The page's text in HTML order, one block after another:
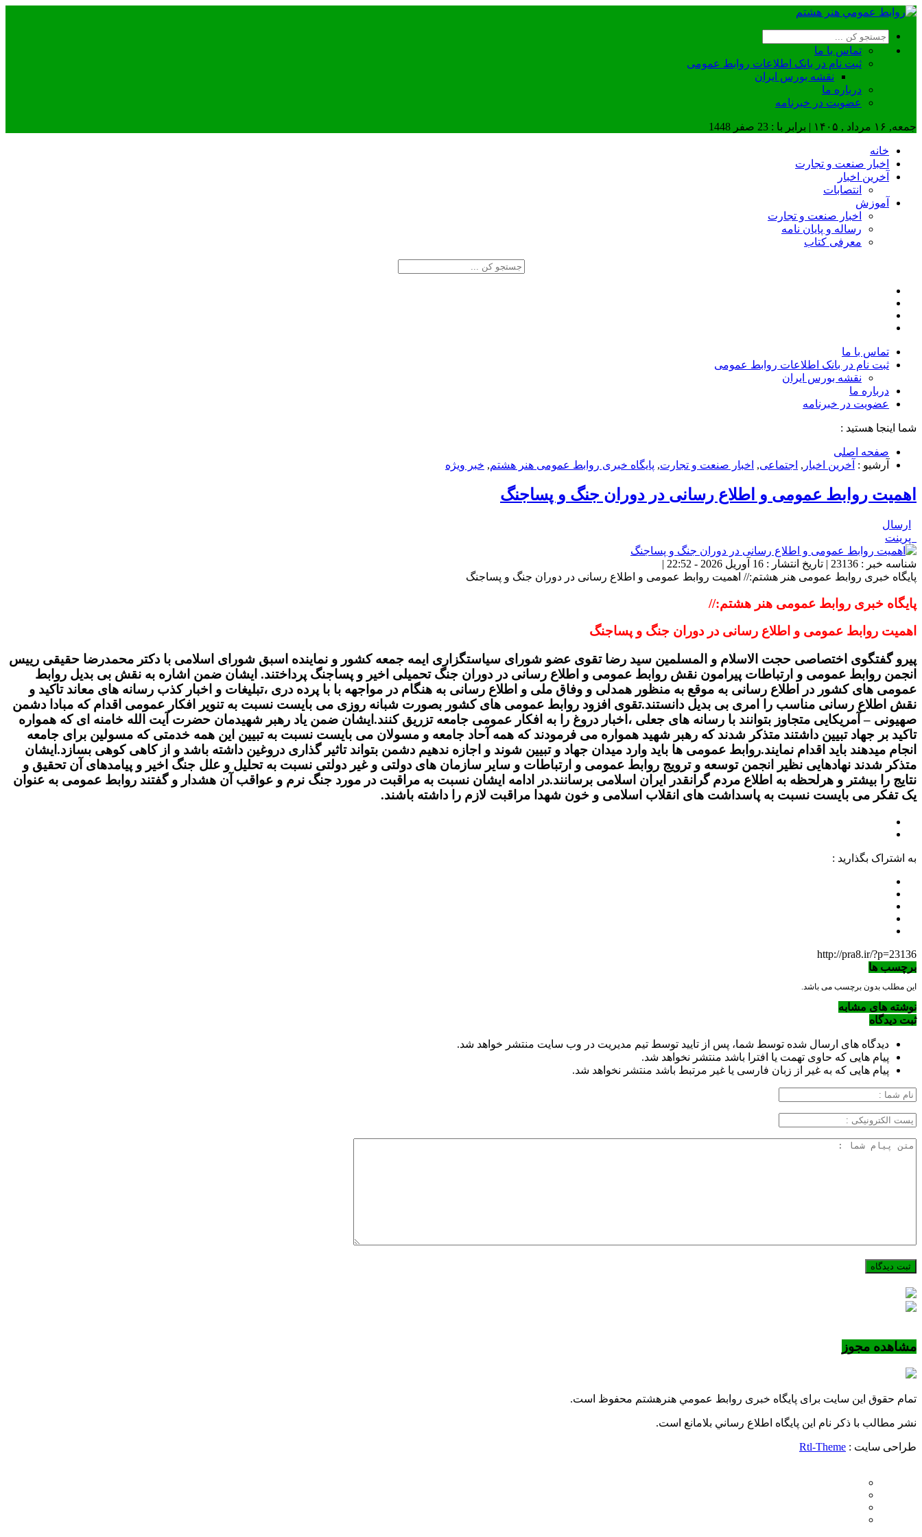
تماس با ما
ثبت نام در بانک اطلاعات روابط عمومی
نقشه بورس ایران
درباره ما
عضويت در خبرنامه
جمعه, ۱۶ مرداد , ۱۴۰۵ | برابر با : 23 صفر 1448
خانه
اخبار صنعت و تجارت
آخرین اخبار
انتصابات
آموزش
اخبار صنعت و تجارت
رساله و پایان نامه
معرفی کتاب
تماس با ما
ثبت نام در بانک اطلاعات روابط عمومی
نقشه بورس ایران
درباره ما
عضويت در خبرنامه
شما اینجا هستید :
صفحه اصلی
آرشیو : آخرین اخبار , اجتماعی, اخبار صنعت و تجارت, پایگاه خبری روابط عمومی هنر هشتم, خبر ویژه
اهمیت روابط عمومی و اطلاع رسانی در دوران جنگ و پساجنگ
ارسال
پرینت
شناسه خبر : 23136 | تاریخ انتشار : 16 آوریل 2026 - 22:52 |
پایگاه خبری روابط عمومی هنر هشتم:// اهمیت روابط عمومی و اطلاع رسانی در دوران جنگ و پساجنگ
پایگاه خبری روابط عمومی هنر هشتم://
اهمیت روابط عمومی و اطلاع رسانی در دوران جنگ و پساجنگ
پیرو گفتگوی اختصاصی حجت الاسلام و المسلمین سید رضا تقوی عضو شورای سیاستگزاری ایمه جمعه کشور و نماینده اسبق شورای اسلامی با دکتر محمدرضا حقیقی رییس
انجمن روابط عمومی و ارتباطات پیرامون نقش روابط عمومی و اطلاع رسانی در دوران جنگ تحمیلی اخیر و پساجنگ پرداختند. ایشان ضمن اشاره به نقش بی بدیل روابط
عمومی های کشور در اطلاع رسانی به موقع به منظور همدلی و وفاق ملی و اطلاع رسانی به هنگام در مواجهه با با پرده دری ،تبلیغات و اخبار کذب رسانه های معاند تاکید و
نقش اطلاع رسانی مناسب را امری بی بدیل دانستند.تقوی افزود روابط عمومی های کشور بصورت شبانه روزی می بایست نسبت به تنویر افکار عمومی اقدام که مبادا دشمن
صهیونی – آمریکایی متجاوز بتوانند با رسانه های جعلی ،اخبار دروغ را به افکار عمومی جامعه تزریق کنند.ایشان ضمن یاد رهبر شهیدمان حضرت آیت الله خامنه ای که همواره
تاکید بر جهاد تبیین داشتند متذکر شدند که رهبر شهید همواره می فرمودند که همه آحاد جامعه و مسولان می بایست نسبت به تبیین این همه خدمتی که مسولین برای جامعه
انجام میدهند باید اقدام نمایند.روابط عمومی ها باید وارد میدان جهاد و تبیین شوند و اجازه ندهیم دشمن بتواند تاثیر گذاری دروغین داشته باشد و از کاهی کوهی بسازد.ایشان
متذکر شدند نهادهایی نظیر انجمن توسعه و ترویج روابط عمومی و ارتباطات و سایر سازمان های دولتی و غیر دولتی نسبت به تحلیل و علل جنگ اخیر و پیامدهای آن تحقیق و
نتایج را بیشتر و هرلحظه به اطلاع مردم گرانقدر ایران اسلامی برسانند.در ادامه ایشان نسبت به مراقبت در مورد جنگ نرم و عواقب آن هشدار و گفتند روابط عمومی به عنوان
یک تفکر می بایست نسبت به پاسداشت های انقلاب اسلامی و خون شهدا مراقبت لازم را داشته باشند.
به اشتراک بگذارید :
http://pra8.ir/?p=23136
برچسب ها
این مطلب بدون برچسب می باشد.
نوشته های مشابه
ثبت دیدگاه
دیدگاه های ارسال شده توسط شما، پس از تایید توسط تیم مدیریت در وب سایت منتشر خواهد شد.
پیام هایی که حاوی تهمت یا افترا باشد منتشر نخواهد شد.
پیام هایی که به غیر از زبان فارسی یا غیر مرتبط باشد منتشر نخواهد شد.
مشاهده مجوز
تمام حقوق این سایت برای پایگاه خبری روابط عمومي هنرهشتم محفوظ است.
نشر مطالب با ذکر نام اين پايگاه اطلاع رساني بلامانع است.
طراحی سایت : Rtl-Theme